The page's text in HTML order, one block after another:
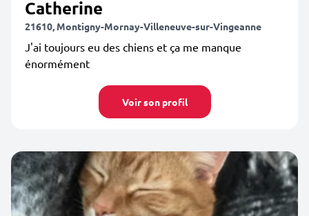
Catherine
21610, Montigny-Mornay-Villeneuve-sur-Vingeanne
J'ai toujours eu des chiens et ça me manque
énormément
Voir son profil